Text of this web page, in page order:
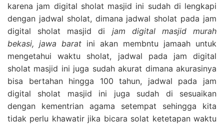
karena jam digital sholat masjid ini sudah di lengkapi
dengan jadwal sholat, dimana jadwal sholat pada jam
digital sholat masjid di jam digital masjid murah
bekasi, jawa barat ini akan membntu jamaah untuk
mengetahui waktu sholat, jadwal pada jam digital
sholat masjid ini juga sudah akurat dimana akurasinya
bisa bertahan hingga 100 tahun, jadwal pada jam
digital sholat masjid ini juga sudah di sesuaikan
dengan kementrian agama setempat sehingga kita
tidak perlu khawatir jika bicara solat ketetapan waktu